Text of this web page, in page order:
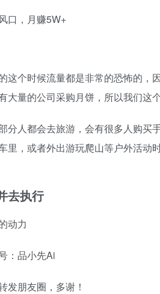
这个时候流量都是非常的恐怖的，
大量的公司采购月饼，所以我们这
分人都会去旅游，会有很多人购买
里，或者外出游玩爬山等户外活动
去执行
动力
：品小先Ai
发朋友圈，多谢！